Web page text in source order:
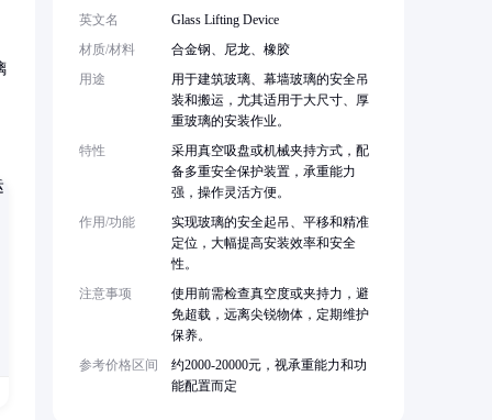
英文名
Glass Lifting Device
材质/材料
合金钢、尼龙、橡胶
用途
用于建筑玻璃、幕墙玻璃的安全吊
装和搬运，尤其适用于大尺寸、厚
重玻璃的安装作业。
特性
采用真空吸盘或机械夹持方式，配
备多重安全保护装置，承重能力
强，操作灵活方便。
作用/功能
实现玻璃的安全起吊、平移和精准
定位，大幅提高安装效率和安全
性。
注意事项
使用前需检查真空度或夹持力，避
免超载，远离尖锐物体，定期维护
保养。
参考价格区间
约2000-20000元，视承重能力和功
能配置而定